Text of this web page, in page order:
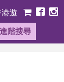
遊
進階搜尋